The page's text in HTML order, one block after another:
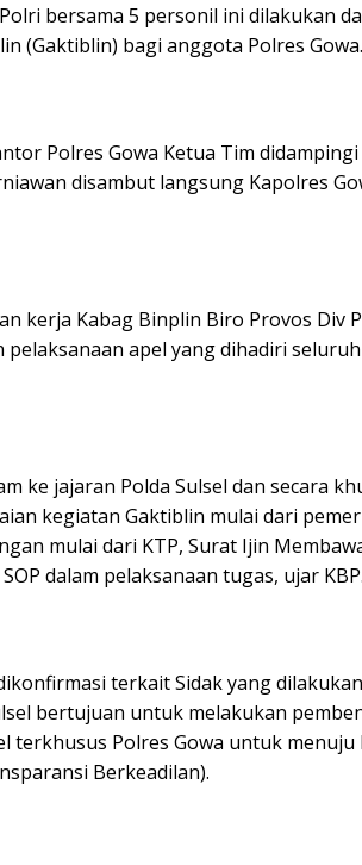
bersama 5 personil ini dilakukan
(Gaktiblin) bagi anggota Polres Gowa.
Polres Gowa Ketua Tim
disambut langsung Kapolres
kerja Kabag Binplin Biro Provos Div
pelaksanaan apel yang dihadiri
ke jajaran Polda Sulsel dan secara
kegiatan Gaktiblin mulai dari
mulai dari KTP, Surat Ijin
dalam pelaksanaan tugas, ujar
terkait Sidak yang
bertujuan untuk melakukan
terkhusus Polres Gowa untuk
Berkeadilan).